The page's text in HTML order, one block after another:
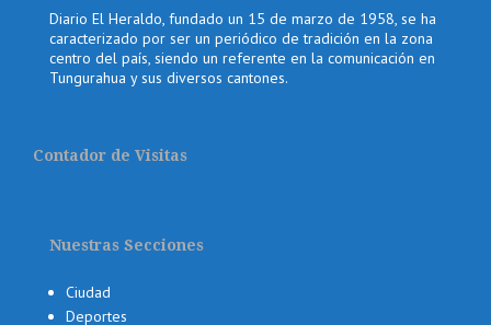
Diario El Heraldo, fundado un 15 de marzo de 1958, se ha
caracterizado por ser un periódico de tradición en la zona
centro del país, siendo un referente en la comunicación en
Tungurahua y sus diversos cantones.
Contador de Visitas
Nuestras Secciones
Ciudad
Deportes